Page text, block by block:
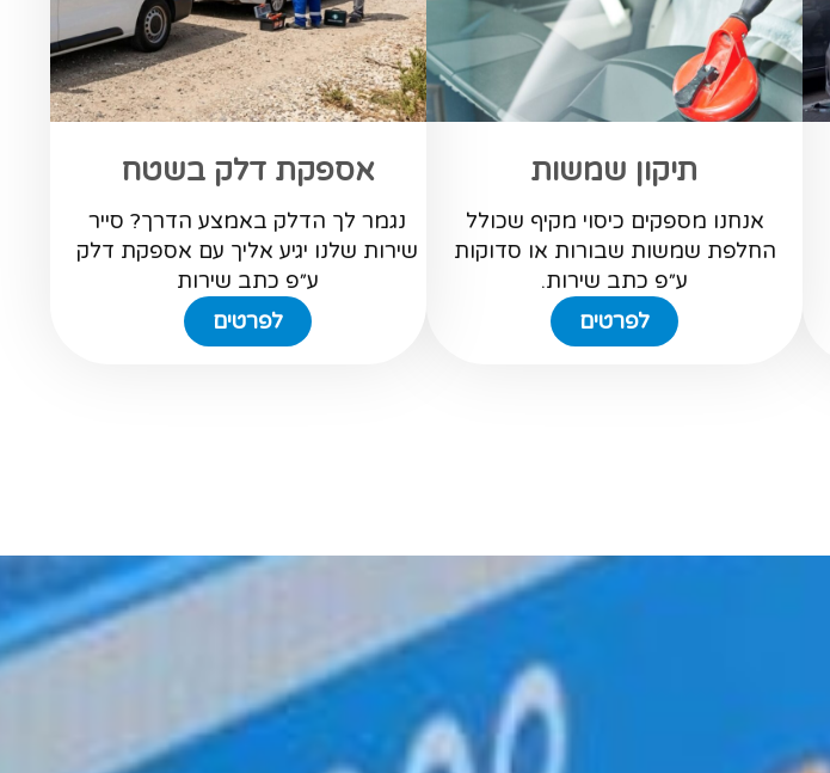
תיקון שמשות
אנחנו מספקים כיסוי מקיף שכולל
החלפת שמשות שבורות או סדוקות
ע״פ כתב שירות.
לפרטים
אספקת דלק בשטח
נגמר לך הדלק באמצע הדרך? סייר
שירות שלנו יגיע אליך עם אספקת דלק
ע״פ כתב שירות
לפרטים